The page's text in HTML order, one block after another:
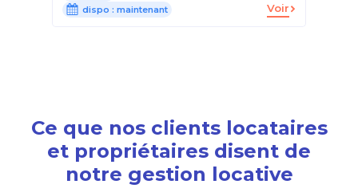
dispo : maintenant Voir
Ce que nos clients locataires
et propriétaires disent de
notre gestion locative